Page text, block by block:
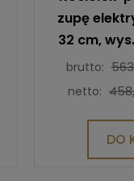
zupę
32 cm,
brutto:
netto:
DO